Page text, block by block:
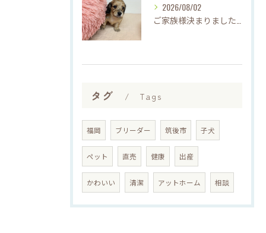
2026/08/02
タグ Tags
福岡 ブリーダー 筑後市 子犬
ペット 直売 健康 出産
かわいい 清潔 アットホーム 相談